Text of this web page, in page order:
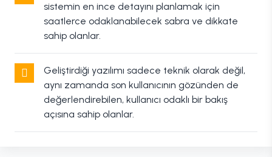
sistemin en ince detayını planlamak için
saatlerce odaklanabilecek sabra ve dikkate
sahip olanlar.
Geliştirdiği yazılımı sadece teknik olarak değil,
aynı zamanda son kullanıcının gözünden de
değerlendirebilen, kullanıcı odaklı bir bakış
açısına sahip olanlar.